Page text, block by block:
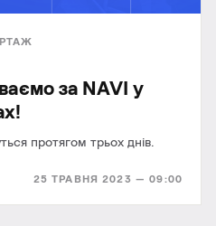
25 ТРАВНЯ 2023 — 09:00
за NAVI у
протягом трьох днів.